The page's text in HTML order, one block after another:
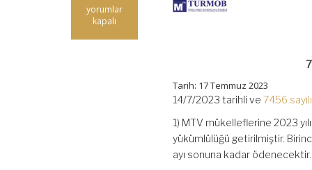
7456
Sayılı
yorumlar
kapalı
Tarih: 17 Temmuz 2023
14/7/2023 tarihli ve7456
1) MTV mükelleflerine 2023
yükümlülüğü getirilmiştir.
ayı sonuna kadar ödenecektir.